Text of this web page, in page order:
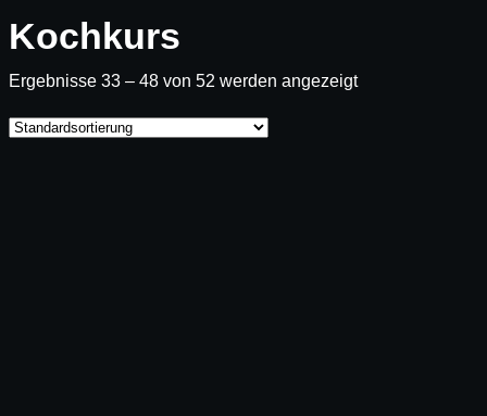
Kochkurs
Ergebnisse 33 – 48 von 52 werden angezeigt